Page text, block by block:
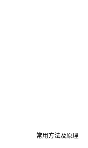
常用方法及原理